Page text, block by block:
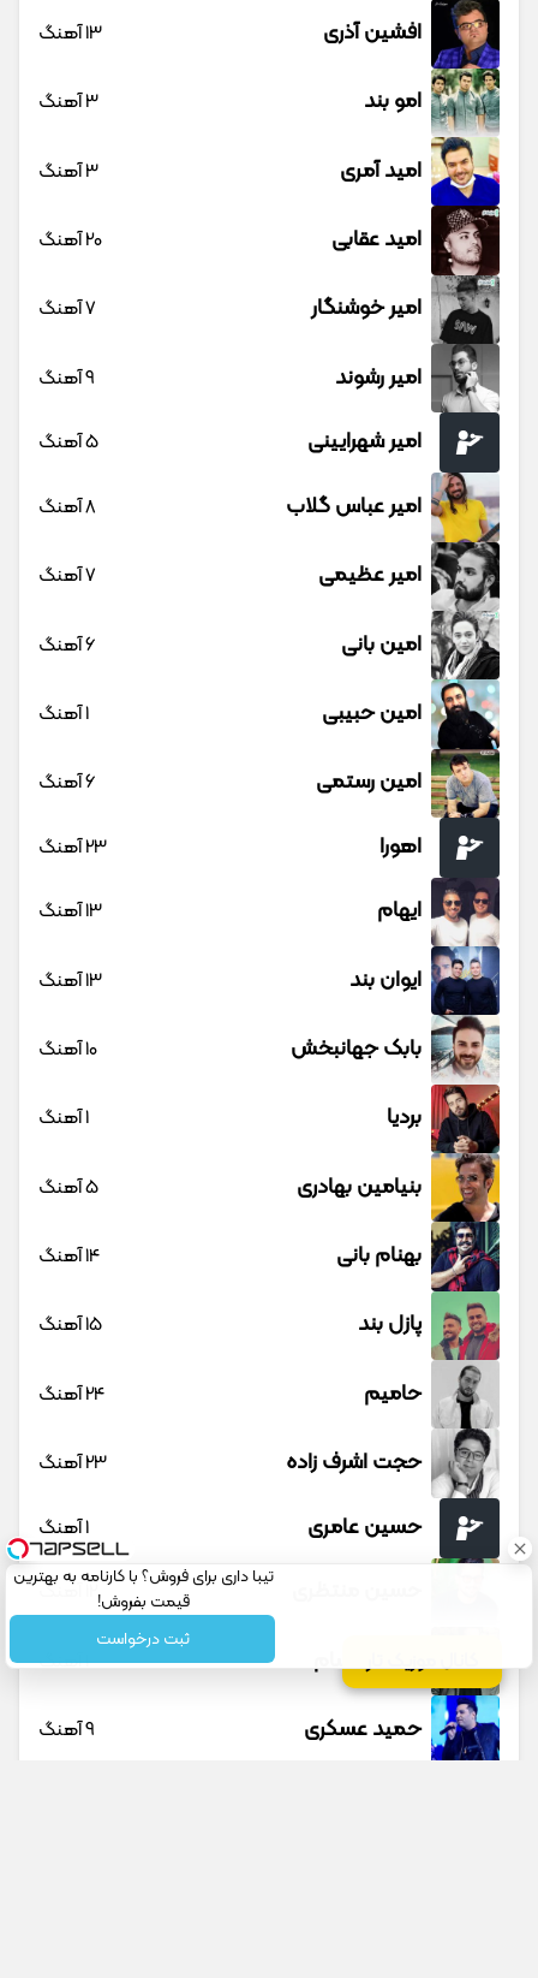
کانال موزیک تار
افشین آذری 13 آهنگ
امو بند 3 آهنگ
امید آمری 3 آهنگ
امید عقابی 20 آهنگ
امیر خوشنگار 7 آهنگ
امیر رشوند 9 آهنگ
امیر شهرایینی 5 آهنگ
امیر عباس گلاب 8 آهنگ
امیر عظیمی 7 آهنگ
امین بانی 6 آهنگ
امین حبیبی 1 آهنگ
امین رستمی 6 آهنگ
اهورا 23 آهنگ
ایهام 13 آهنگ
ایوان بند 13 آهنگ
بابک جهانبخش 10 آهنگ
بردیا 1 آهنگ
بنیامین بهادری 5 آهنگ
بهنام بانی 14 آهنگ
پازل بند 15 آهنگ
حامیم 24 آهنگ
حجت اشرف زاده 23 آهنگ
حسین عامری 1 آهنگ
حمید حسام 1 آهنگ
حمید عسکری 9 آهنگ
تیبا داری برای فروش؟ با کارنامه به بهترین
قیمت بفروش!
ثبت درخواست